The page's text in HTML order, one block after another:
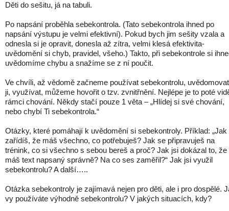
Děti do sešitu, já na tabuli.
Po napsání proběhla sebekontrola. (Tato sebekontrola ihned po
napsání výstupu je velmi efektivní). Pokud bych jim sešity vzala a
odnesla si je opravit, donesla až zítra, velmi klesá efektivita-
uvědomění si chyb, pravidel, všeho.) Takto, při sebekontrole si
uvědomíme chybu a snažíme se z ní poučit.
Ve chvíli, až vědomě začneme používat sebekontrolu,
ji, využívat, můžeme hovořit o tzv. zvnitřnění. Nejlépe je to poté
rámci chování. Někdy stačí pouze 1 věta – „Hlídej si své chování,
nebo chybí Ti sebekontrola.“
Otázky, které pomáhají k uvědomění si sebekontroly. Příklad: „Jak
zařídíš, že máš všechno, co potřebuješ? Jak se připravuješ na
trénink, co si všechno s sebou bereš a proč? Jak jsi dokázal to, že
máš text napsaný správně? Na co ses zaměřil?“ Jak jsi využil
sebekontrolu? A další…..
Otázka sebekontroly je zajímavá nejen pro děti, ale i pro dospělé.
vy používáte výhodně sebekontrolu? V jakých situacích, kdy?